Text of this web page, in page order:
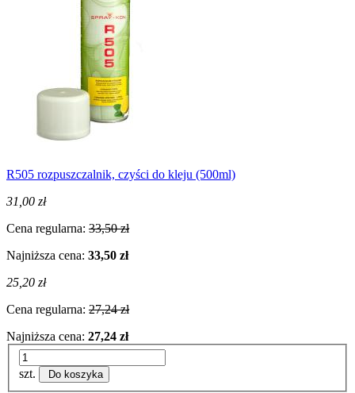
R505 rozpuszczalnik, czyści do kleju (500ml)
31,00 zł
Cena regularna: 33,50 zł
Najniższa cena: 33,50 zł
25,20 zł
Cena regularna: 27,24 zł
Najniższa cena: 27,24 zł
szt. Do koszyka